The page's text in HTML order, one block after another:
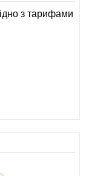
з тарифами